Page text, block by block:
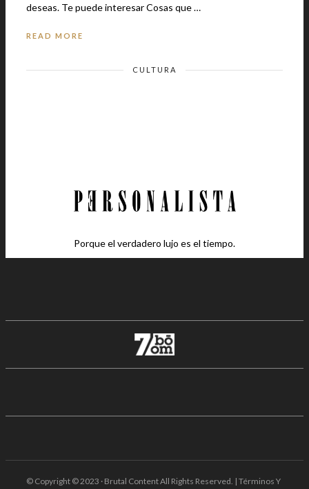
deseas. Te puede interesar Cosas que …
READ MORE
CULTURA
Porque el verdadero lujo es el tiempo.
© Copyright © 2023 · Brutal Content All Rights Reserved. | Términos Y